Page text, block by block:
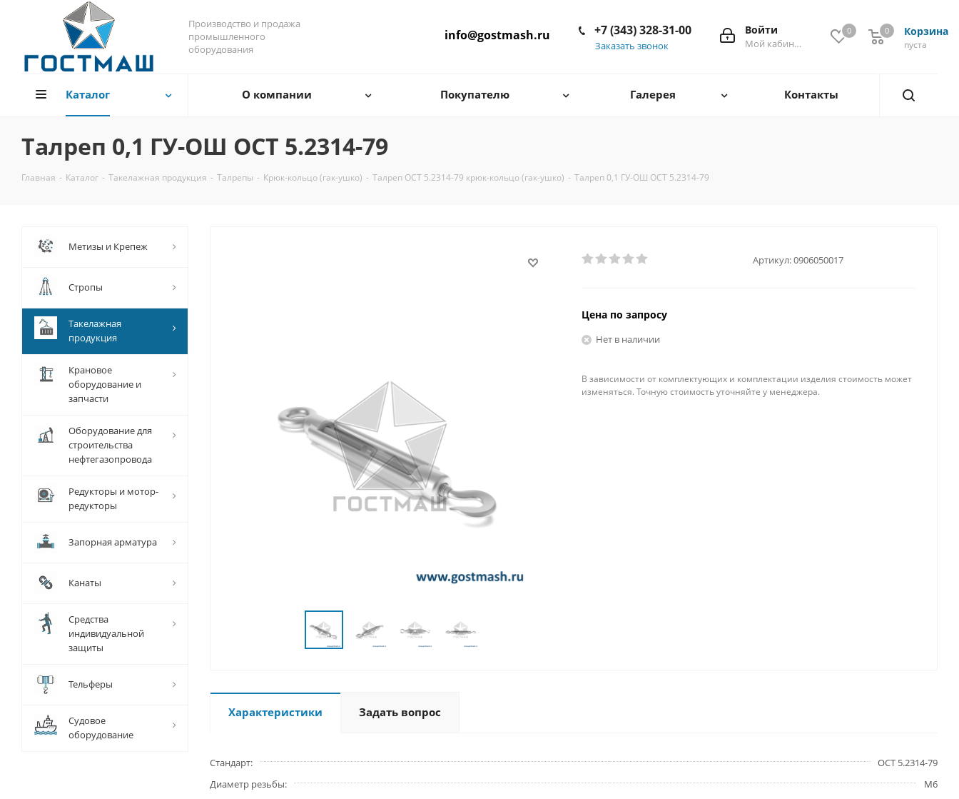
Производство и продажа
промышленного
оборудования
0 Корзина
0
пуста
0
Войти
Мой кабинет
+7 (343) 328-31-00
Заказать звонок
info@gostmash.ru
Каталог О компании Покупателю Галерея Контакты
Талреп 0,1 ГУ-ОШ ОСТ 5.2314-79
Главная - Каталог - Такелажная продукция - Талрепы - Крюк-кольцо (гак-ушко) - Талреп ОСТ 5.2314-79 крюк-кольцо (гак-ушко) - Талреп 0,1 ГУ-ОШ ОСТ 5.2314-79
Артикул:0906050017
Цена по запросу
Нет в наличии
В зависимости от комплектующих и комплектации изделия стоимость может
изменяться. Точную стоимость уточняйте у менеджера.
Характеристики Задать вопрос
Стандарт
ОСТ 5.2314-79
Диаметр резьбы
М6
Метизы и Крепеж
Стропы
Такелажная
продукция
Крановое
оборудование и
запчасти
Оборудование для
строительства
нефтегазопровода
Редукторы и мотор-
редукторы
Запорная арматура
Канаты
Средства
индивидуальной
защиты
Тельферы
Судовое
оборудование